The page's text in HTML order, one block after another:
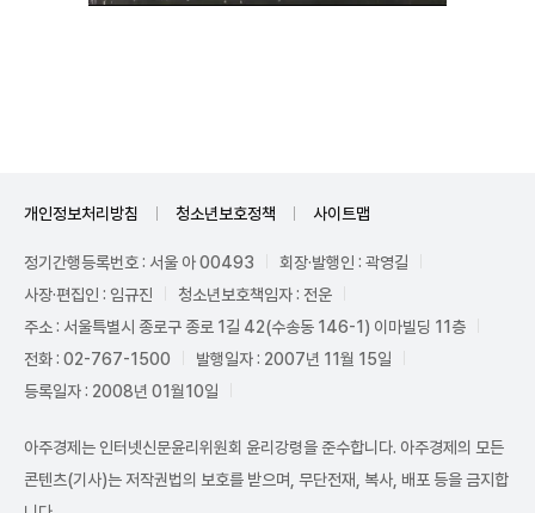
개인정보처리방침 청소년보호정책 사이트맵
정기간행등록번호 : 서울 아 00493
회장·발행인 : 곽영길
사장·편집인 : 임규진
청소년보호책임자 : 전운
주소 : 서울특별시 종로구 종로 1길 42(수송동 146-1) 이마빌딩 11층
전화 : 02-767-1500
발행일자 : 2007년 11월 15일
등록일자 : 2008년 01월10일
아주경제는 인터넷신문윤리위원회 윤리강령을 준수합니다. 아주경제의 모든
콘텐츠(기사)는 저작권법의 보호를 받으며, 무단전재, 복사, 배포 등을 금지합